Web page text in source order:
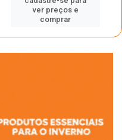
ver preços e
comprar